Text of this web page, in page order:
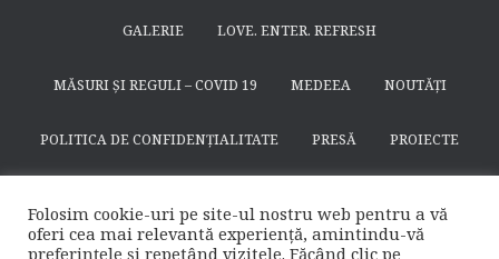
GALERIE LOVE. ENTER. REFRESH
MĂSURI ȘI REGULI – COVID 19 MEDEEA NOUTĂȚI
POLITICA DE CONFIDENȚIALITATE PRESĂ PROIECTE
SUSȚINE TEATRULAPROPO.RO
Folosim cookie-uri pe site-ul nostru web pentru a vă
oferi cea mai relevantă experiență, amintindu-vă
preferințele și repetând vizitele. Făcând clic pe